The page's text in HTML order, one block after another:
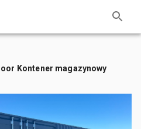
Kontener magazynowy